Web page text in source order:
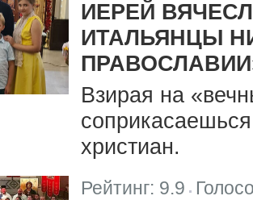
ИЕРЕЙ
ИТАЛЬЯНЦЫ
Взирая на
христиан.
Рейтинг: 9.9